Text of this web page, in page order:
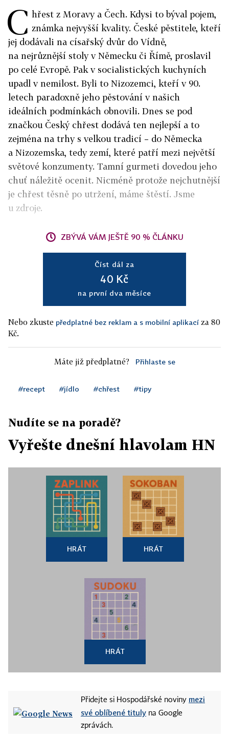
C hřest z Moravy a Čech. Kdysi to býval pojem,
známka nejvyšší kvality. České pěstitele, kteří
jej dodávali na císařský dvůr do Vídně,
na nejrůznější stoly v Německu či Římě, proslavil
po celé Evropě. Pak v socialistických kuchyních
upadl v nemilost. Byli to Nizozemci, kteří v 90.
letech paradoxně jeho pěstování v našich
ideálních podmínkách obnovili. Dnes se pod
značkou Český chřest dodává ten nejlepší a to
zejména na trhy s velkou tradicí – do Německa
a Nizozemska, tedy zemí, které patří mezi největší
světové konzumenty. Tamní gurmeti dovedou jeho
chuť náležitě ocenit. Nicméně protože nejchutnější
je chřest těsně po utržení, máme štěstí. Jsme
u zdroje.
ZBÝVÁ VÁM JEŠTĚ 90 % ČLÁNKU
Číst dál za
40 Kč
na první dva měsíce
Nebo zkuste předplatné bez reklam a s mobilní aplikací za 80
Kč.
Máte již předplatné? Přihlaste se
#recept #jídlo #chřest #tipy
Nudíte se na poradě?
Vyřešte dnešní hlavolam HN
HRÁT HRÁT
HRÁT
Přidejte si Hospodářské noviny mezi
své oblíbené tituly na Google
zprávách.